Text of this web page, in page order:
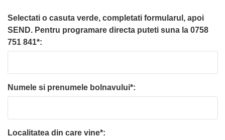
Selectati o casuta verde, completati formularul, apoi
SEND. Pentru programare directa puteti suna la 0758
751 841*:
Numele si prenumele bolnavului*:
Localitatea din care vine*: